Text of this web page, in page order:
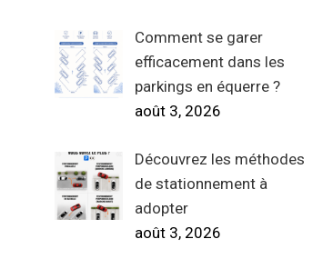
Comment se garer
efficacement dans les
parkings en équerre ?
août 3, 2026
Découvrez les méthodes
de stationnement à
adopter
août 3, 2026